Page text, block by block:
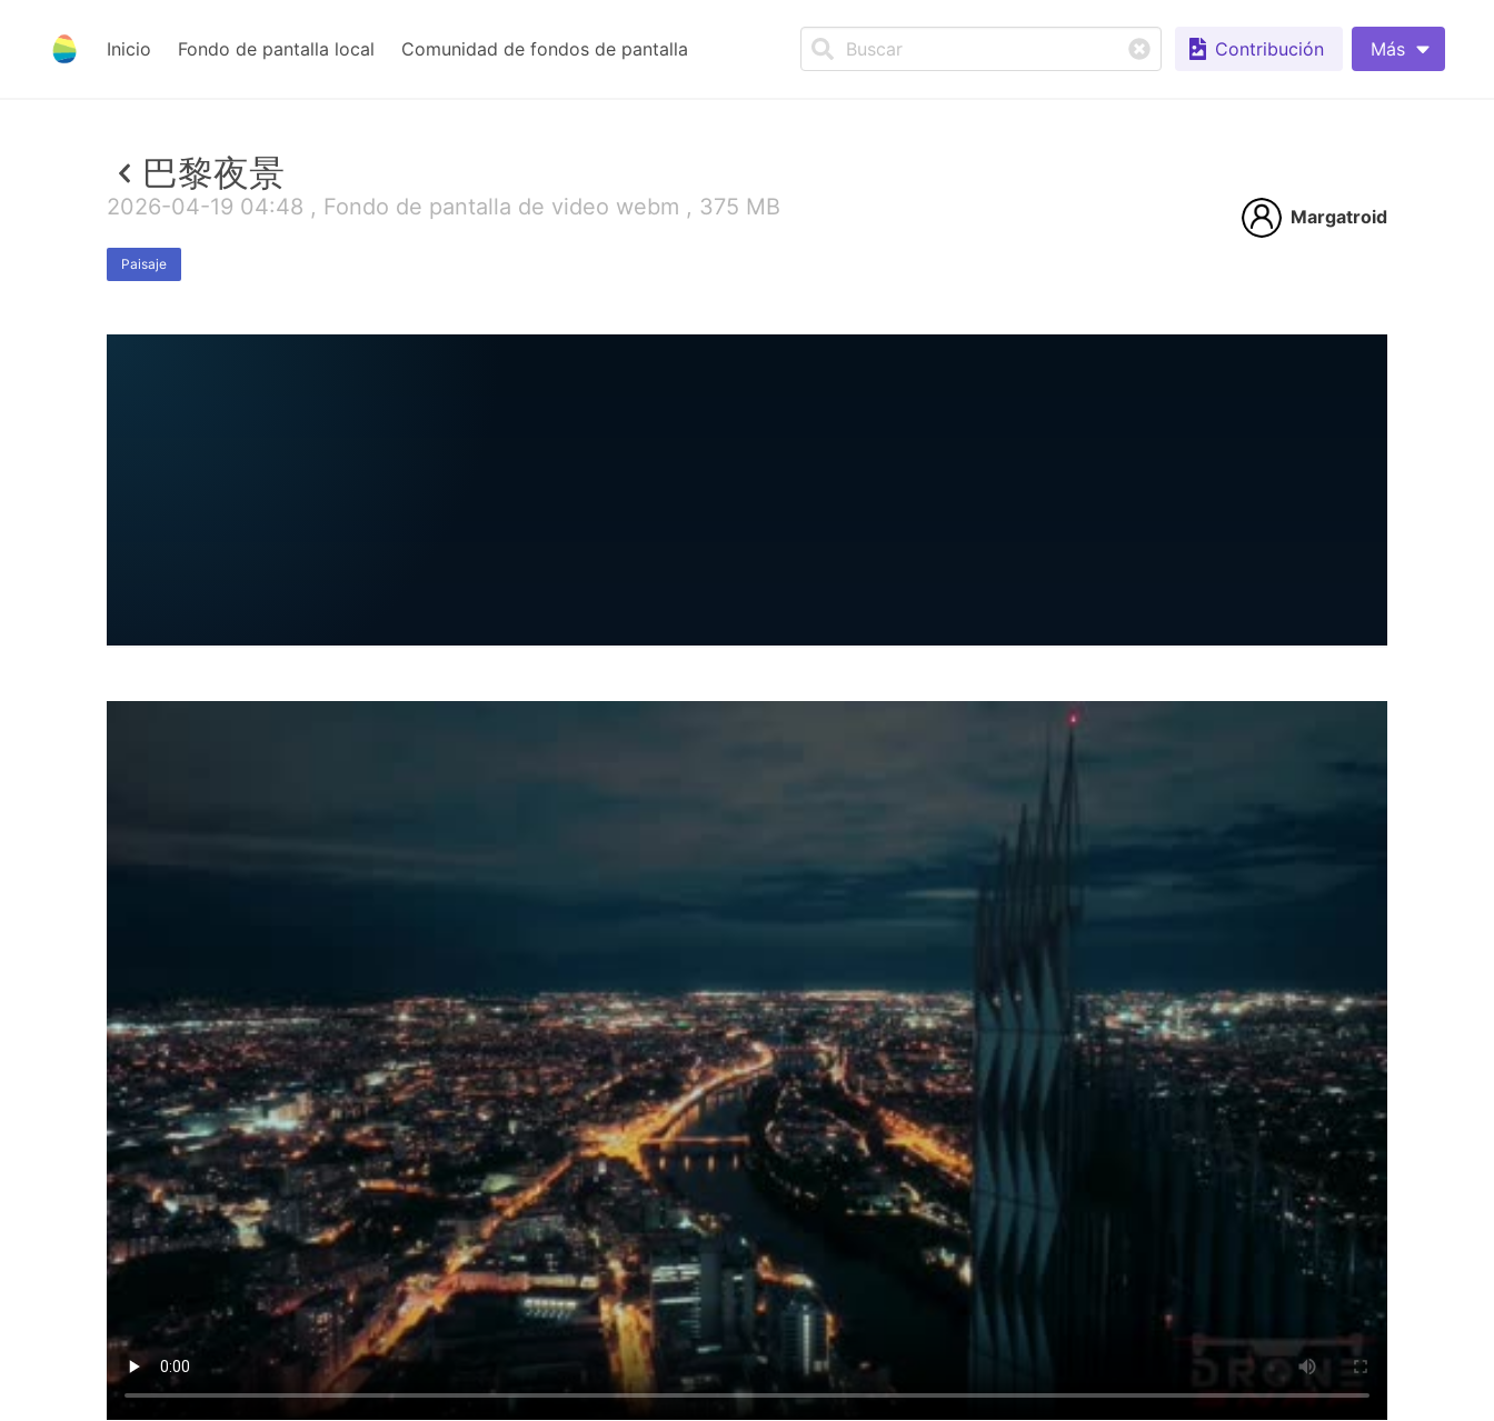
Inicio Fondo de pantalla local Comunidad de fondos de pantalla Contribución Más
巴黎夜景
2026-04-19 04:48 , Fondo de pantalla de video webm , 375 MB
Paisaje
Margatroid